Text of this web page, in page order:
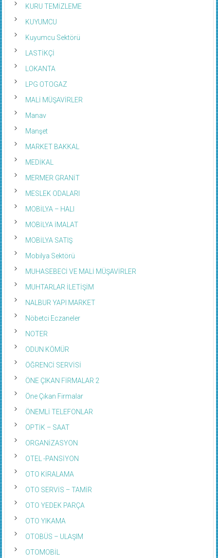
KURU TEMİZLEME
KUYUMCU
Kuyumcu Sektörü
LASTİKÇİ
LOKANTA
LPG OTOGAZ
MALİ MÜŞAVİRLER
Manav
Manşet
MARKET BAKKAL
MEDİKAL
MERMER GRANİT
MESLEK ODALARI
MOBİLYA – HALI
MOBİLYA İMALAT
MOBİLYA SATIŞ
Mobilya Sektörü
MUHASEBECİ VE MALİ MÜŞAVİRLER
MUHTARLAR İLETİŞİM
NALBUR YAPI MARKET
Nöbetci Eczaneler
NOTER
ODUN KÖMÜR
ÖĞRENCİ SERVİSİ
ÖNE ÇIKAN FİRMALAR 2
Öne Çıkan Firmalar
ÖNEMLİ TELEFONLAR
OPTİK – SAAT
ORGANİZASYON
OTEL -PANSİYON
OTO KİRALAMA
OTO SERVİS – TAMİR
OTO YEDEK PARÇA
OTO YIKAMA
OTOBÜS – ULAŞIM
OTOMOBİL